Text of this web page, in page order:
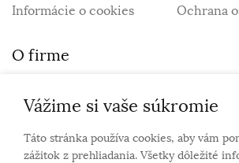
Informácie o cookies
Ochrana
O firme
Personalizovaný šperk
O nás
Kontakt
Vážime si vaše súkromie
Táto stránka používa cookies, aby vám
zážitok z prehliadania. Všetky dôležité